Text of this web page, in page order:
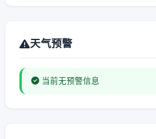
天气预警
当前无预警信息